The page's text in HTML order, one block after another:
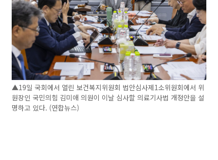
▲19일 국회에서 열린 보건복지위원회 법안심사제1소위원회에서 위
원장인 국민의힘 김미애 의원이 이날 심사할 의료기사법 개정안을 설
명하고 있다. (연합뉴스)